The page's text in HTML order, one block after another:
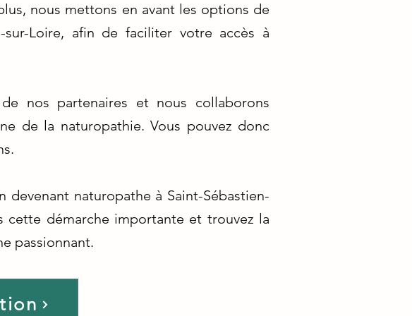
nous mettons en avant les options de
Loire, afin de faciliter votre accès à
nos partenaires et nous collaborons
de la naturopathie. Vous pouvez donc
naturopathe à Saint-Sébastien-
cette démarche importante et trouvez la
passionnant.